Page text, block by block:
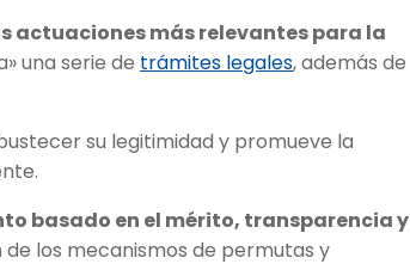
actuaciones más relevantes para la
una serie de trámites legales, además de
su legitimidad y promueve la
basado en el mérito, transparencia y
los mecanismos de permutas y